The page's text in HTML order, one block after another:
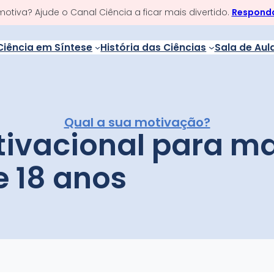
Ajude o Canal Ciência a ficar mais divertido.
em Síntese História das Ciências Sala de
Qual a sua motivação?
para
18 anos